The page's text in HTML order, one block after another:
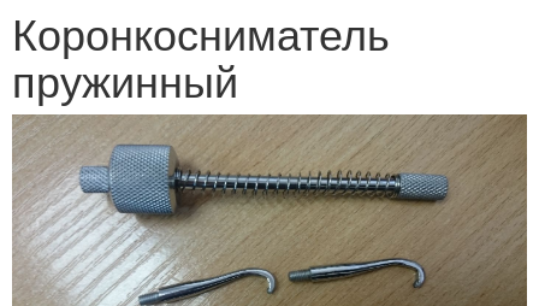
Коронкосниматель
пружинный